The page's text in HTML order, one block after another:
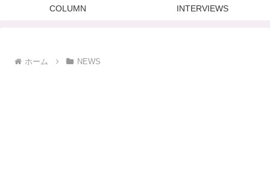
COLUMN INTERVIEWS
ホーム NEWS